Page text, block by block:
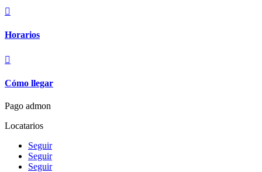

Horarios

Cómo llegar
Pago admon
Locatarios
Seguir
Seguir
Seguir